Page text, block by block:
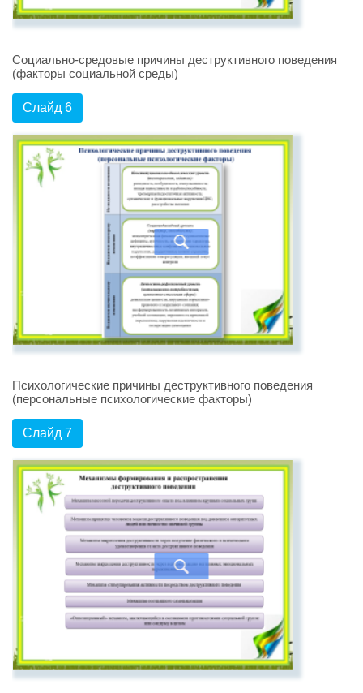
Социально-средовые причины деструктивного поведения
(факторы социальной среды)
Слайд 6
Психологические причины деструктивного поведения
(персональные психологические факторы)
Слайд 7